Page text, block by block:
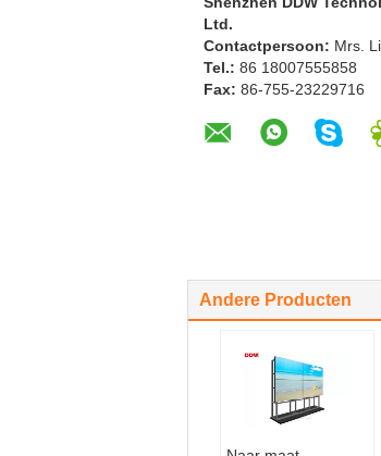
Ltd.
Contactpersoon: Mrs.
Tel.: 86 18007555858
Fax: 86-755-23229716
Andere Producten